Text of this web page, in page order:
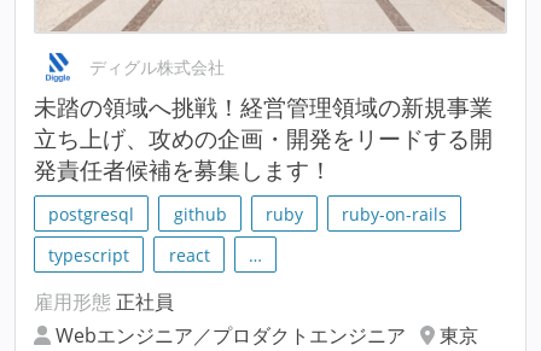
ディグル株式会社
未踏の領域へ挑戦！経営管理領域の新規事業
立ち上げ、攻めの企画・開発をリードする開
発責任者候補を募集します！
postgresql github ruby
ruby-on-rails
typescript
react …
雇用形態 正社員
Webエンジニア／プロダクトエンジニア
東京